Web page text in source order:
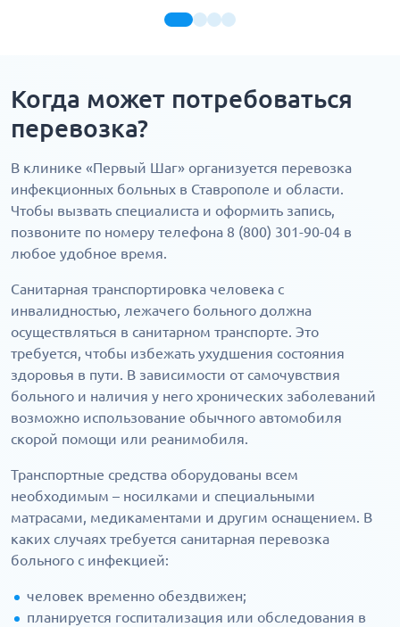
Когда может потребоваться
перевозка?
В клинике «‎Первый Шаг» организуется перевозка
инфекционных больных в Ставрополе и области.
Чтобы вызвать специалиста и оформить запись,
позвоните по номеру телефона 8 (800) 301-90-04 в
любое удобное время.
Санитарная транспортировка человека с
инвалидностью, лежачего больного должна
осуществляться в санитарном транспорте. Это
требуется, чтобы избежать ухудшения состояния
здоровья в пути. В зависимости от самочувствия
больного и наличия у него хронических заболеваний
возможно использование обычного автомобиля
скорой помощи или реанимобиля.
Транспортные средства оборудованы всем
необходимым – носилками и специальными
матрасами, медикаментами и другим оснащением. В
каких случаях требуется санитарная перевозка
больного с инфекцией:
человек временно обездвижен;
планируется госпитализация или обследования в